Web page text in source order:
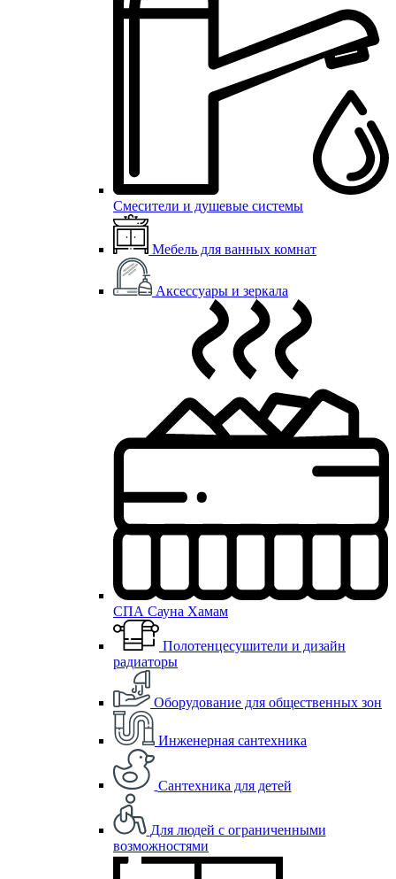
Смесители и душевые системы
Мебель для ванных комнат
Аксессуары и зеркала
СПА Сауна Хамам
Полотенцесушители и дизайн
радиаторы
Оборудование для общественных зон
Инженерная сантехника
Сантехника для детей
Для людей с ограниченными
возможностями